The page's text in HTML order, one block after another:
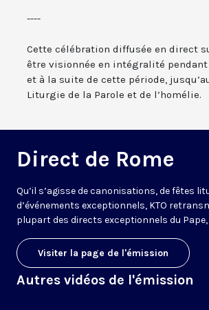
----
Cette célébration diffusée en direct
être visionnée en intégralité pendant
et à la suite de cette période,
Liturgie de la Parole et de l’homélie.
Direct de Rome
Qu’il s’agisse de canonisations, de fêtes
d’événements exceptionnels, KTO
plupart des directs exceptionnels du Pape,
Visiter la page de l'émission
Autres vidéos de l'émission